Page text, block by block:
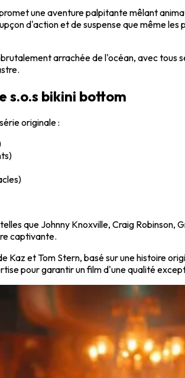
une aventure palpitante mêlant
d'action et de suspense que même
arrachée de l'océan, avec tous
s.o.s bikini bottom
originale :
que Johnny Knoxville, Craig
captivante.
Kaz et Tom Stern, basé sur une histoire
pour garantir un film d'une qualité